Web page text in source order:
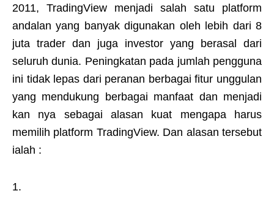
2011, TradingView menjadi salah satu platform
andalan yang banyak digunakan oleh lebih dari 8
juta trader dan juga investor yang berasal dari
seluruh dunia. Peningkatan pada jumlah pengguna
ini tidak lepas dari peranan berbagai fitur unggulan
yang mendukung berbagai manfaat dan menjadi
kan nya sebagai alasan kuat mengapa harus
memilih platform TradingView. Dan alasan tersebut
ialah :